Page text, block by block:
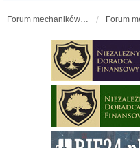
Forum mechaników samochodowych - forum-mechaniczne.pl